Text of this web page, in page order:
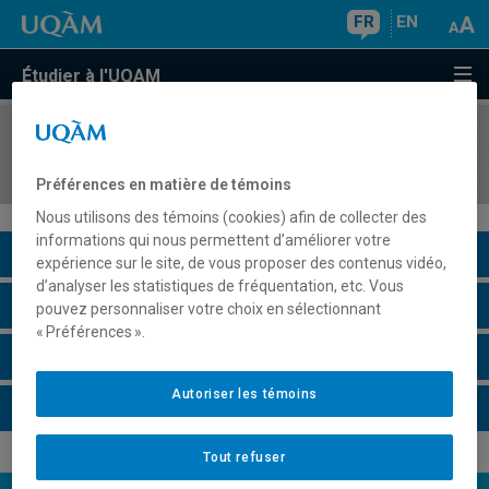
FR EN
Étudier à l'UQAM
COURS//
Description du cours
Horaire - Été 2026
Préférences en matière de témoins
Nous utilisons des témoins (cookies) afin de collecter des
informations qui nous permettent d’améliorer votre
expérience sur le site, de vous proposer des contenus vidéo,
d’analyser les statistiques de fréquentation, etc. Vous
pouvez personnaliser votre choix en sélectionnant
« Préférences ».
Tout refuser
Autoriser les témoins